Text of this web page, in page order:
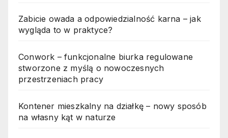
Zabicie owada a odpowiedzialność karna – jak
wygląda to w praktyce?
Conwork – funkcjonalne biurka regulowane
stworzone z myślą o nowoczesnych
przestrzeniach pracy
Kontener mieszkalny na działkę – nowy sposób
na własny kąt w naturze